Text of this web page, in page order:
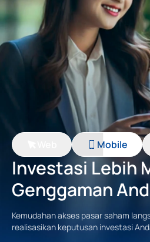
Mobile
Investasi Lebih
Genggaman
Kemudahan akses pasar saham
realisasikan keputusan investasi